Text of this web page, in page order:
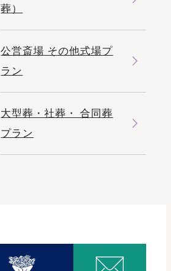
葬）
公営斎場 その他式場プ
ラン
大型葬・社葬・ 合同葬
プラン